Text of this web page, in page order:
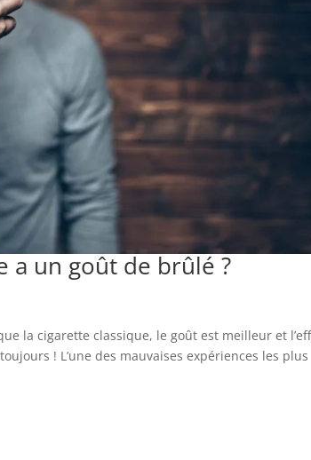
a un goût de brûlé ?
la cigarette classique, le goût est meilleur et
! L’une des mauvaises expériences les plus